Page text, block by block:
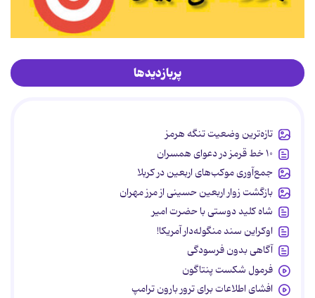
پربازدیدها
تازه‌ترین وضعیت تنگه هرمز
۱۰ خط قرمز در دعوای همسران
جمع‌آوری موکب‌های اربعین در کربلا
بازگشت زوار اربعین حسینی از مرز مهران
شاه کلید دوستی با حضرت امیر
اوکراین سند منگوله‌دار آمریکا!
آگاهی بدون فرسودگی
فرمول شکست پنتاگون
افشای اطلاعات برای ترور بارون ترامپ